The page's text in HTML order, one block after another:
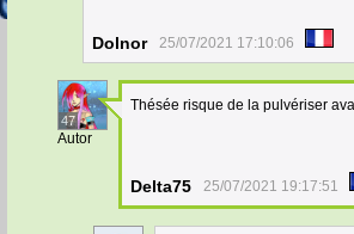
Dolnor 25/07/2021 17:10:06
47
Autor
Thésée risque de la pulvériser
Delta75 25/07/2021 19:17:51